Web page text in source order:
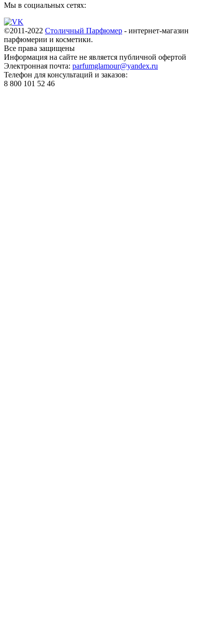
Мы в социальных сетях:
©2011-2022 Столичный Парфюмер - интернет-магазин
парфюмерии и косметики.
Все права защищены
Информация на сайте не является публичной офертой
Электронная почта: parfumglamour@yandex.ru
Телефон для консультаций и заказов:
8 800 101 52 46